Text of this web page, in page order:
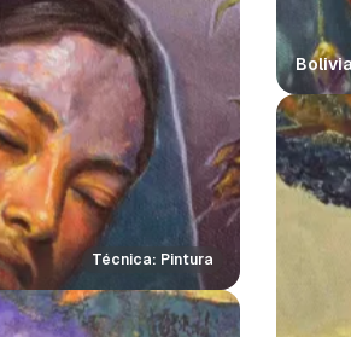
Técnica: Pintura